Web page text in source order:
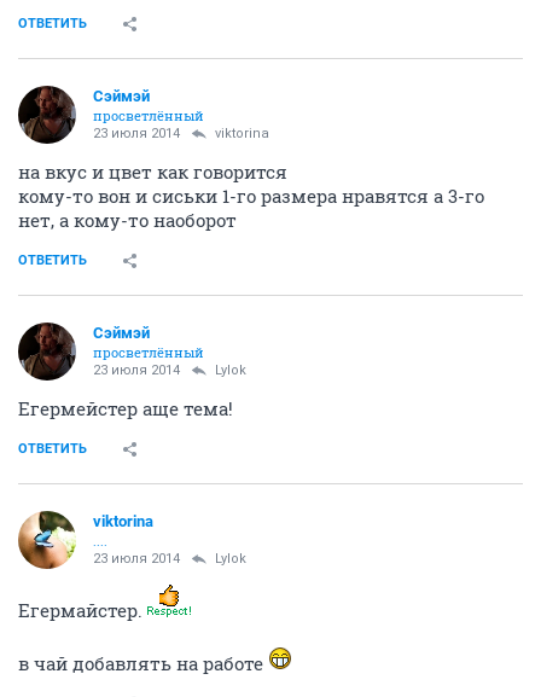
ОТВЕТИТЬ
Сэймэй
просветлённый
23 июля 2014 viktorina
на вкус и цвет как говорится
кому-то вон и сиськи 1-го размера нравятся а 3-го
нет, а кому-то наоборот
ОТВЕТИТЬ
Сэймэй
просветлённый
23 июля 2014 Lylok
Егермейстер аще тема!
ОТВЕТИТЬ
viktorina
23 июля 2014 Lylok
Егермайстер.
в чай добавлять на работе